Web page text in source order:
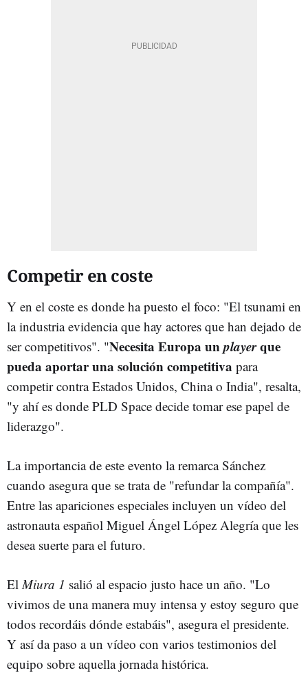
Competir en coste
Y en el coste es donde ha puesto el foco: "El tsunami en
la industria evidencia que hay actores que han dejado de
ser competitivos". "Necesita Europa unplayerque
pueda aportar una solución competitiva para
competir contra Estados Unidos, China o India", resalta,
"y ahí es donde PLD Space decide tomar ese papel de
liderazgo".
La importancia de este evento la remarca Sánchez
cuando asegura que se trata de "refundar la compañía".
Entre las apariciones especiales incluyen un vídeo del
astronauta español Miguel Ángel López Alegría que les
desea suerte para el futuro.
ElMiura 1 salió al espacio justo hace un año. "Lo
vivimos de una manera muy intensa y estoy seguro que
todos recordáis dónde estabáis", asegura el presidente.
Y así da paso a un vídeo con varios testimonios del
equipo sobre aquella jornada histórica.